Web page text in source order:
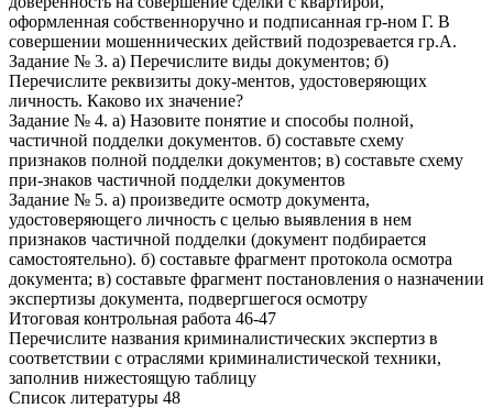
оформленная собственноручно и подписанная гр-ном Г. В
совершении мошеннических действий подозревается гр.А.
Задание № 3. а) Перечислите виды документов; б)
Перечислите реквизиты доку-ментов, удостоверяющих
личность. Каково их значение?
Задание № 4. а) Назовите понятие и способы полной,
частичной подделки документов. б) составьте схему
признаков полной подделки документов; в) составьте схему
при-знаков частичной подделки документов
Задание № 5. а) произведите осмотр документа,
удостоверяющего личность с целью выявления в нем
признаков частичной подделки (документ подбирается
самостоятельно). б) составьте фрагмент протокола осмотра
документа; в) составьте фрагмент постановления о назначении
экспертизы документа, подвергшегося осмотру
Итоговая контрольная работа 46-47
Перечислите названия криминалистических экспертиз в
соответствии с отраслями криминалистической техники,
заполнив нижестоящую таблицу
Список литературы 48